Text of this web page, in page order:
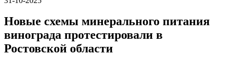
Новые схемы минерального питания
винограда протестировали в
Ростовской области